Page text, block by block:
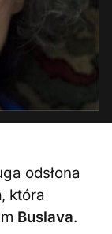
odsłona
, która
Buslava.